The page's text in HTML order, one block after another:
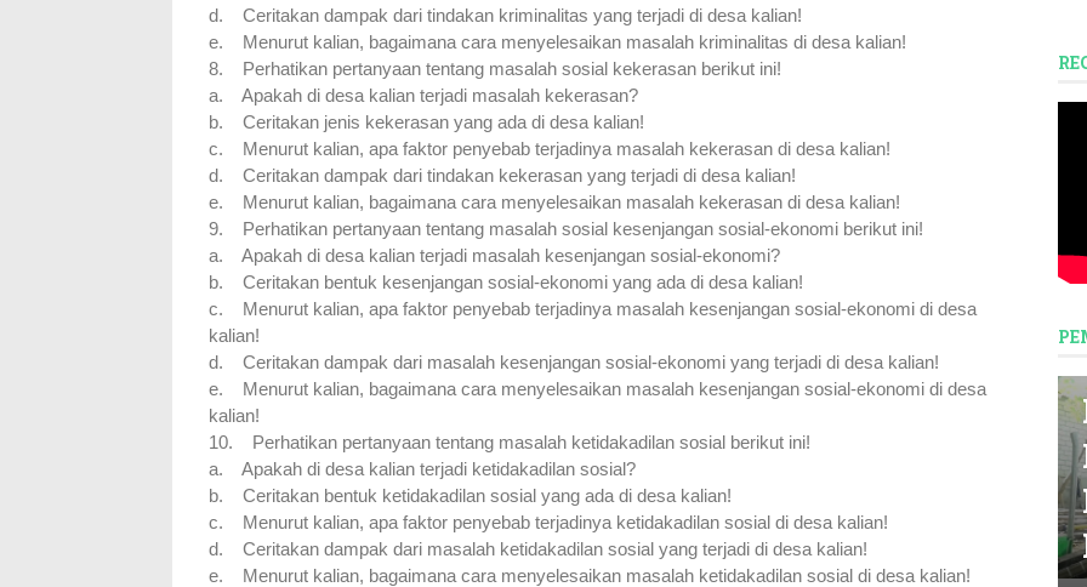
d.
Ceritakan dampak dari tindakan kriminalitas yang terjadi di desa kalian!
e.
Menurut kalian, bagaimana cara menyelesaikan masalah kriminalitas di desa kalian!
8.
Perhatikan pertanyaan tentang masalah sosial kekerasan berikut ini!
a.
Apakah di desa kalian terjadi masalah kekerasan?
b.
Ceritakan jenis kekerasan yang ada di desa kalian!
c.
Menurut kalian, apa faktor penyebab terjadinya masalah kekerasan di desa kalian!
d.
Ceritakan dampak dari tindakan kekerasan yang terjadi di desa kalian!
e.
Menurut kalian, bagaimana cara menyelesaikan masalah kekerasan di desa kalian!
9.
Perhatikan pertanyaan tentang masalah sosial kesenjangan sosial-ekonomi berikut ini!
a.
Apakah di desa kalian terjadi masalah kesenjangan sosial-ekonomi?
b.
Ceritakan bentuk kesenjangan sosial-ekonomi yang ada di desa kalian!
c.
Menurut kalian, apa faktor penyebab terjadinya masalah kesenjangan sosial-ekonomi di desa
kalian!
d.
Ceritakan dampak dari masalah kesenjangan sosial-ekonomi yang terjadi di desa kalian!
e.
Menurut kalian, bagaimana cara menyelesaikan masalah kesenjangan sosial-ekonomi di desa
kalian!
10.
Perhatikan pertanyaan tentang masalah ketidakadilan sosial berikut ini!
a.
Apakah di desa kalian terjadi ketidakadilan sosial?
b.
Ceritakan bentuk ketidakadilan sosial yang ada di desa kalian!
c.
Menurut kalian, apa faktor penyebab terjadinya ketidakadilan sosial di desa kalian!
d.
Ceritakan dampak dari masalah ketidakadilan sosial yang terjadi di desa kalian!
e.
Menurut kalian, bagaimana cara menyelesaikan masalah ketidakadilan sosial di desa kalian!